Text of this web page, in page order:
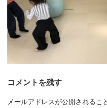
コメントを残す
メールアドレスが公開されるこ